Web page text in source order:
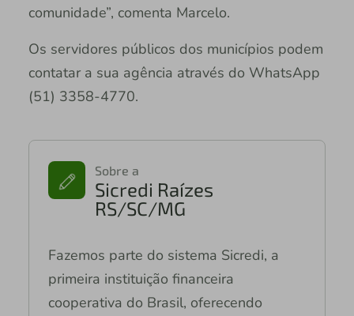
comunidade”, comenta Marcelo.
Os servidores públicos dos municípios podem
contatar a sua agência através do WhatsApp
(51) 3358-4770.
Sobre a
Sicredi Raízes
RS/SC/MG
Fazemos parte do sistema Sicredi, a
primeira instituição financeira
cooperativa do Brasil, oferecendo